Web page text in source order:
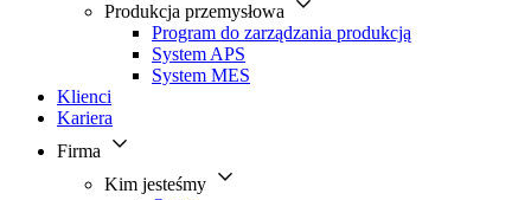
Produkcja przemysłowa
Program do zarządzania produkcją
System APS
System MES
Klienci
Kariera
Firma
Kim jesteśmy